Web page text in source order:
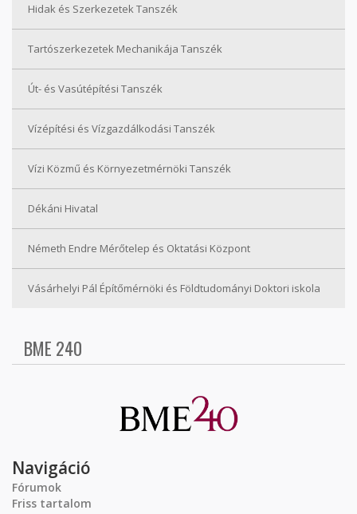
Hidak és Szerkezetek Tanszék
Tartószerkezetek Mechanikája Tanszék
Út- és Vasútépítési Tanszék
Vízépítési és Vízgazdálkodási Tanszék
Vízi Közmű és Környezetmérnöki Tanszék
Dékáni Hivatal
Németh Endre Mérőtelep és Oktatási Központ
Vásárhelyi Pál Építőmérnöki és Földtudományi Doktori iskola
BME 240
Navigáció
Fórumok
Friss tartalom